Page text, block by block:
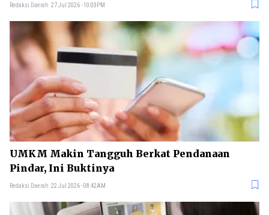
Redaksi Daerah 27 Jul 2026 - 10:03PM
UMKM Makin Tangguh Berkat Pendanaan
Pindar, Ini Buktinya
Redaksi Daerah 22 Jul 2026 - 08:42AM